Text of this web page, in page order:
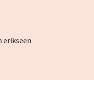
erikseen